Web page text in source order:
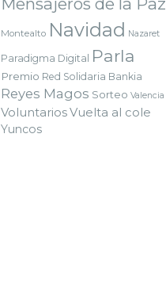
Montealto Navidad Nazaret
Paradigma Digital Parla
Premio Red Solidaria Bankia
Reyes Magos Sorteo Valencia
VoluntariosVuelta al cole
Yuncos